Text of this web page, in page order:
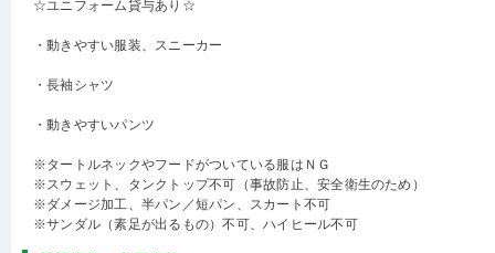
☆ユニフォーム貸与あり☆
・動きやすい服装、スニーカー
・長袖シャツ
・動きやすいパンツ
※タートルネックやフードがついている服はＮＧ
※スウェット、タンクトップ不可（事故防止、安全衛生のため）
※ダメージ加工、半パン／短パン、スカート不可
※サンダル（素足が出るもの）不可、ハイヒール不可